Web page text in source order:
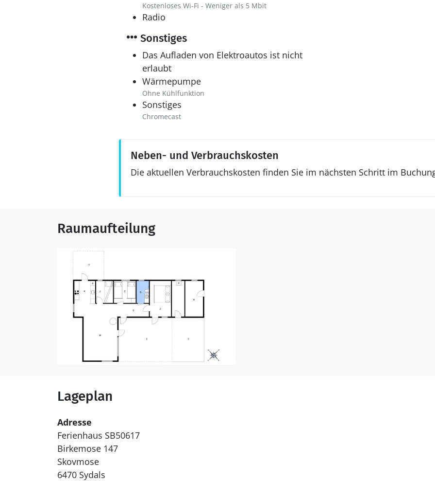
Kostenloses Wi-Fi - Weniger als 5 Mbit
Radio
Sonstiges
Das Aufladen von Elektroautos ist nicht
erlaubt
Wärmepumpe
Ohne Kühlfunktion
Sonstiges
Chromecast
Neben- und Verbrauchskosten
Die aktuellen Verbrauchskosten finden Sie im nächsten Schritt im
Raumaufteilung
Lageplan
Adresse
Ferienhaus SB50617
Birkemose 147
Skovmose
6470 Sydals